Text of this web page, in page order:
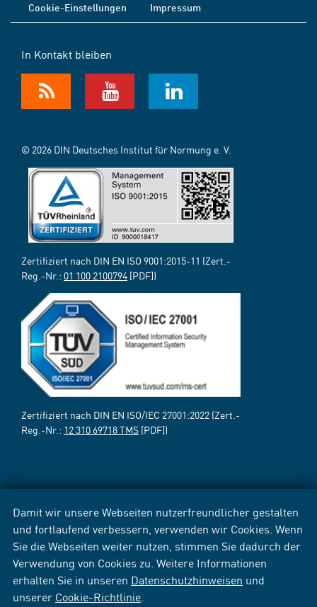
Damit wir unsere Webseiten nutzerfreundlicher gestalten
und fortlaufend verbessern, verwenden wir Cookies. Wenn
Sie die Webseiten weiter nutzen, stimmen Sie dadurch der
Verwendung von Cookies zu. Weitere Informationen
erhalten Sie in unseren Datenschutzhinweisen und
unserer Cookie-Richtlinie
Cookie-Einstellungen
Impressum
In Kontakt bleiben
© 2026 DIN Deutsches Institut für Normung e. V.
Zertifiziert nach DIN EN ISO 9001:2015-11 (Zert.-
Reg.-Nr.: 01 100 2100794 [PDF])
Zertifiziert nach DIN EN ISO/IEC 27001:2022 (Zert.-
Reg.-Nr.: 12 310 69718 TMS [PDF])